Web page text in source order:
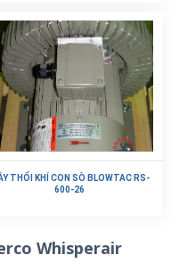
THỔI KHÍ CON SÒ BLOWTAC RS-
600-26
Whisperair